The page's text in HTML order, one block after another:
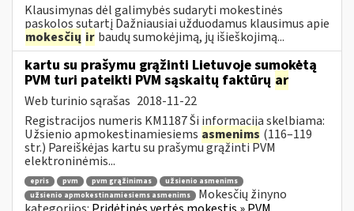
Klausimynas dėl galimybės sudaryti mokestinės
paskolos sutartį Dažniausiai užduodamus klausimus apie
mokesčių ir baudų sumokėjimą, jų išieškojimą...
kartu su prašymu grąžinti Lietuvoje sumokėtą
PVM turi pateikti PVM sąskaitų faktūrų ar
Web turinio sąrašas 2018-11-22
Registracijos numeris KM1187 Ši informacija skelbiama:
Užsienio apmokestinamiesiems asmenims (116–119
str.) Pareiškėjas kartu su prašymu grąžinti PVM
elektroninėmis...
epris pvm pvm grąžinimas
užsienio asmenims
užsienio apmokestinamiesiems asmenims
Mokesčių žinyno